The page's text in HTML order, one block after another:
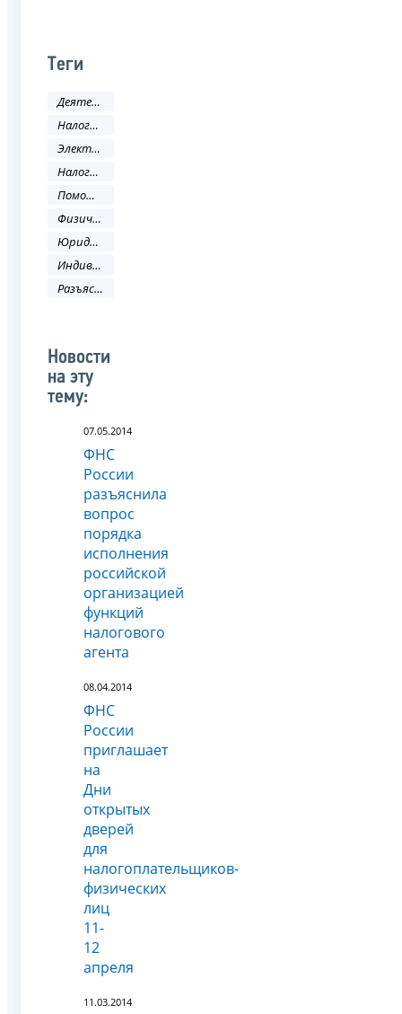
Теги
Деятельность ФНС
Налоговое законодательство
Электронные услуги
Налоговый кодекс
Помощь налогоплательщику
Физическое лицо
Юридическое лицо
Индивидуальный предприниматель
Разъяснения ФНС России
Новости
на эту
тему:
07.05.2014
ФНС
России
разъяснила
вопрос
порядка
исполнения
российской
организацией
функций
налогового
агента
08.04.2014
ФНС
России
приглашает
на
Дни
открытых
дверей
для
налогоплательщиков-
физических
лиц
11-
12
апреля
11.03.2014